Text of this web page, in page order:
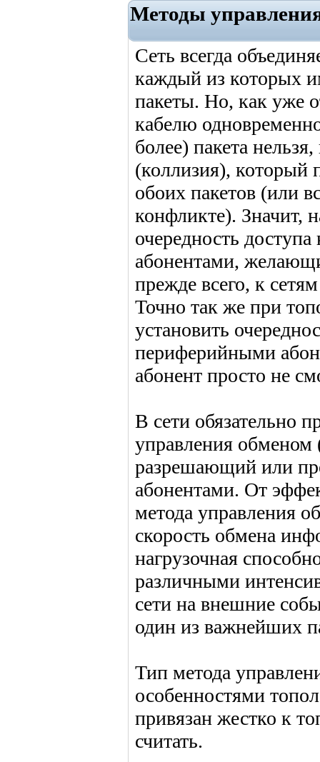
Методы
Сеть всегда
каждый из которых
пакеты. Но, как уже
кабелю
более) пакета
(коллизия), который
обоих пакетов (или
конфликте). Значит,
очередность доступа
абонентами,
прежде всего, к
Точно так же при
установить
периферийными
абонент просто не
В сети обязательно
управления обменом
разрешающий или
абонентами. От
метода управления
скорость обмена
нагрузочная
различными
сети на внешние
один из важнейших
Тип метода
особенностями
привязан жестко к
считать.